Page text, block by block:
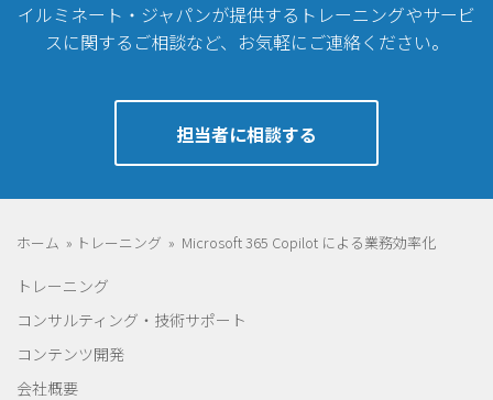
イルミネート・ジャパンが提供するトレーニングやサービ
スに関するご相談など、 お気軽にご連絡ください。
担当者に相談する
ホーム » トレーニング » Microsoft 365 Copilot による業務効率化
トレーニング
コンサルティング・技術サポート
コンテンツ開発
会社概要